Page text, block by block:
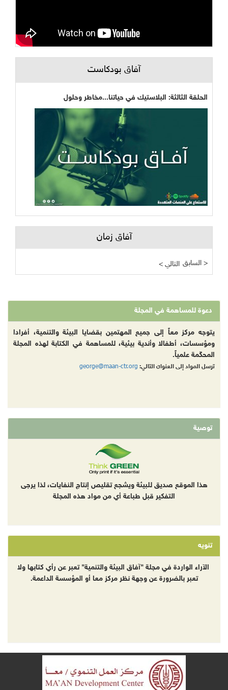
آفاق بودكاست
الحلقة الثالثة: البلاستيك في حياتنا...مخاطر وحلول
آفاق زمان
< التالي السابق >
دعوة للمساهمة في المجلة
يتوجه مركز معاً إلى جميع المهتمين بقضايا البيئة والتنمية، أفرادا
ومؤسسات، أطفالا وأندية بيئية، للمساهمة في الكتابة لهذه المجلة
المحكّمة علمياً.
ترسل المواد إلى العنوان التالي: george@maan-ctr.org
توصية
هذا الموقع صديق للبيئة ويشجع تقليص إنتاج النفايات، لذا يرجى
التفكير قبل طباعة أي من مواد هذه المجلة
تنويه
الآراء الواردة في مجلة "آفاق البيئة والتنمية" تعبر عن رأي كتابها ولا
تعبر بالضرورة عن وجهة نظر مركز معا أو المؤسسة الداعمة.